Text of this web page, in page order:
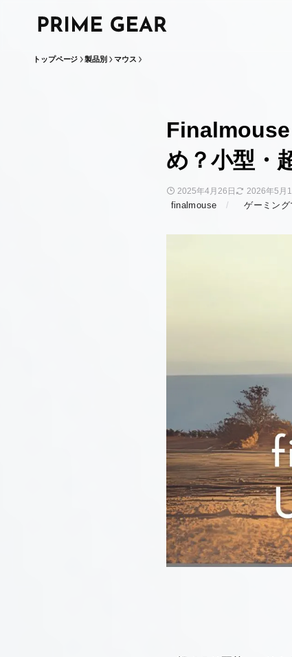
トップページ 製品別 マウス
め？小型・
finalmouse ゲーミング
2025年4月26日 2026年5月1